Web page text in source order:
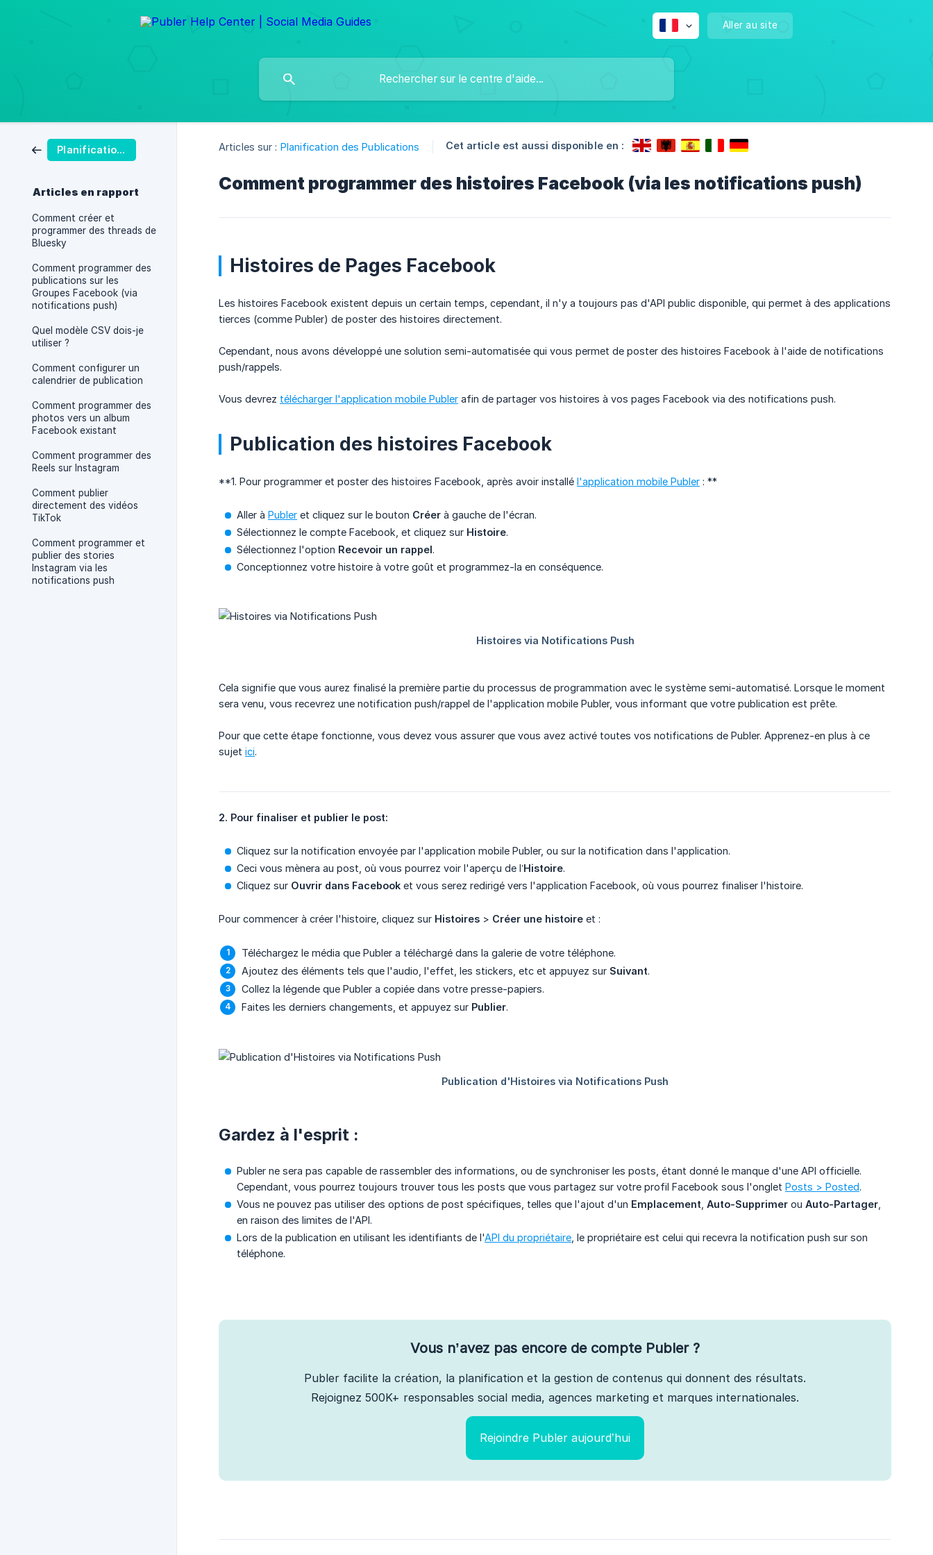
Aller au site
Planification des Publications
Articles en rapport
Comment créer et
programmer des threads de
Bluesky
Comment programmer des
publications sur les
Groupes Facebook (via
notifications push)
Quel modèle CSV dois-je
utiliser ?
Comment configurer un
calendrier de publication
Comment programmer des
photos vers un album
Facebook existant
Comment programmer des
Reels sur Instagram
Comment publier
directement des vidéos
TikTok
Comment programmer et
publier des stories
Instagram via les
notifications push
Articles sur : Planification des Publications Cet article est aussi disponible en :
Comment programmer des histoires Facebook (via les notifications push)
Histoires de Pages Facebook
Les histoires Facebook existent depuis un certain temps, cependant, il n'y a toujours pas d'API public disponible, qui permet à des applications
tierces (comme Publer) de poster des histoires directement.
Cependant, nous avons développé une solution semi-automatisée qui vous permet de poster des histoires Facebook à l'aide de notifications
push/rappels.
Vous devrez télécharger l'application mobile Publer afin de partager vos histoires à vos pages Facebook via des notifications push.
Publication des histoires Facebook
**1. Pour programmer et poster des histoires Facebook, après avoir installé l'application mobile Publer : **
Aller à Publer et cliquez sur le bouton Créer à gauche de l'écran.
Sélectionnez le compte Facebook, et cliquez sur Histoire.
Sélectionnez l'option Recevoir un rappel.
Conceptionnez votre histoire à votre goût et programmez-la en conséquence.
Cela signifie que vous aurez finalisé la première partie du processus de programmation avec le système semi-automatisé. Lorsque le moment
sera venu, vous recevrez une notification push/rappel de l'application mobile Publer, vous informant que votre publication est prête.
Pour que cette étape fonctionne, vous devez vous assurer que vous avez activé toutes vos notifications de Publer. Apprenez-en plus à ce
sujet ici.
2. Pour finaliser et publier le post:
Cliquez sur la notification envoyée par l'application mobile Publer, ou sur la notification dans l'application.
Ceci vous mènera au post, où vous pourrez voir l'aperçu de l’Histoire.
Cliquez sur Ouvrir dans Facebook et vous serez redirigé vers l'application Facebook, où vous pourrez finaliser l'histoire.
Pour commencer à créer l'histoire, cliquez sur Histoires > Créer une histoire et :
Téléchargez le média que Publer a téléchargé dans la galerie de votre téléphone.
Ajoutez des éléments tels que l'audio, l'effet, les stickers, etc et appuyez sur Suivant.
Collez la légende que Publer a copiée dans votre presse-papiers.
Faites les derniers changements, et appuyez sur Publier.
Gardez à l'esprit :
Publer ne sera pas capable de rassembler des informations, ou de synchroniser les posts, étant donné le manque d'une API officielle.
Cependant, vous pourrez toujours trouver tous les posts que vous partagez sur votre profil Facebook sous l'onglet Posts > Posted.
Vous ne pouvez pas utiliser des options de post spécifiques, telles que l'ajout d'un Emplacement Auto-Supprimer ou Auto-Partager
en raison des limites de l'API.
Lors de la publication en utilisant les identifiants de l'API du propriétaire , le propriétaire est celui qui recevra la notification push sur son
téléphone.
Vous n’avez pas encore de compte Publer ?
Publer facilite la création, la planification et la gestion de contenus qui donnent des résultats.
Rejoignez 500K+ responsables social media, agences marketing et marques internationales.
Rejoindre Publer aujourd’hui